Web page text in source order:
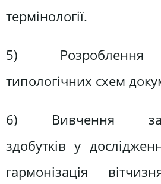
термінології.
5) Розроблення
типологічних схем
6) Вивчення
здобутків у
гармонізація